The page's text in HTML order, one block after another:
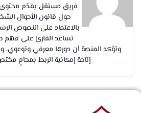
فريق مستقل يقدّم محتوى
حول قانون الأحوال
بالاعتماد على النصوص
تساعد القارئ على فهم
وتؤكد المنصة أن دورها معرفي وتوعوي،
إتاحة إمكانية الربط بمحامٍ